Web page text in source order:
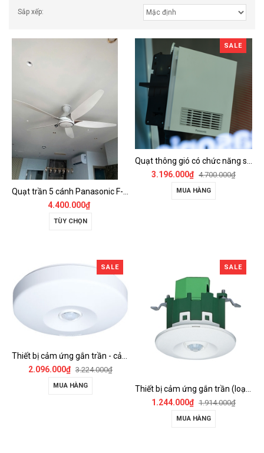
Sắp xếp:
4.400.000₫
TÙY CHỌN
SALE
Quạt thông gió có chức năng sưởi ấm, dùng cho phòng tắm - FV-30BZ1
3.196.000₫ 4.700.000₫
MUA HÀNG
SALE
2.096.000₫ 3.224.000₫
MUA HÀNG
SALE
1.244.000₫ 1.914.000₫
MUA HÀNG